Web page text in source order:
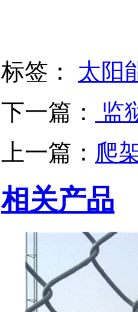
标签： 太阳
下一篇：
监
上一篇： 爬
相关产品